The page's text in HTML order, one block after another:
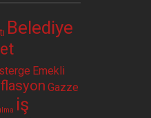
Belediye
Emekli
Gazze
iş